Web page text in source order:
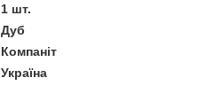
1 шт.
Дуб
Компаніт
Україна